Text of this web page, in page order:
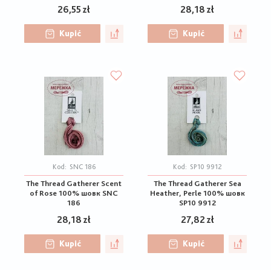
26,55 zł
Kupić
28,18 zł
Kupić
Kod: SNC 186
The Thread Gatherer Scent
of Rose 100% шовк SNC
186
28,18 zł
Kupić
Kod: SP10 9912
The Thread Gatherer Sea
Heather, Perle 100% шовк
SP10 9912
27,82 zł
Kupić